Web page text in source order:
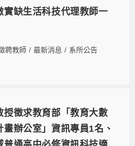
實缺生活科技代理教師一
聘教師 / 最新消息 / 系所公告
授徵求教育部「教育大數
辦公室」資訊專員1名、